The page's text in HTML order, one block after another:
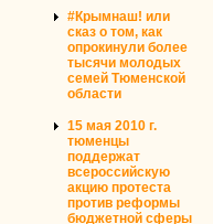
#Крымнаш! или
сказ о том, как
опрокинули более
тысячи молодых
семей Тюменской
области
15 мая 2010 г.
тюменцы
поддержат
всероссийскую
акцию протеста
против реформы
бюджетной сферы